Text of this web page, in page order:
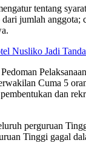
tentang
jumlah
Nusliko Jadi
Cuma 5
dan
perguruan
Tinggi gagal